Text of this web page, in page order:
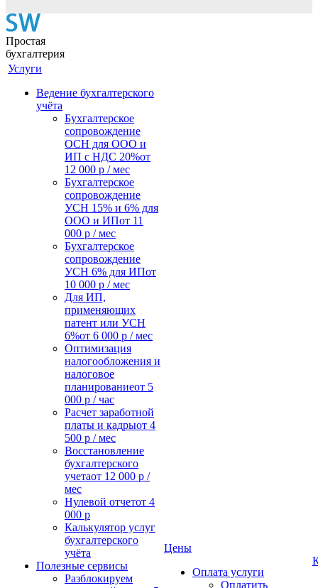
Простая
бухгалтерия
Услуги
Ведение бухгалтерского
учёта
Бухгалтерское
сопровождение
ОСН для ООО и
ИП с НДС 20%от
12 000 р / мес
Бухгалтерское
сопровождение
УСН 15% и 6% для
ООО и ИПот 11
000 р / мес
Бухгалтерское
сопровождение
УСН 6% для ИПот
10 000 р / мес
Для ИП,
применяющих
патент или УСН
6%от 6 000 р / мес
Оптимизация
налогообложения и
налоговое
планированиеот 5
000 р / час
Расчет заработной
платы и кадрыот 4
500 р / мес
Восстановление
бухгалтерского
учетаот 12 000 р /
мес
Нулевой отчетот 4
000 р
Калькулятор услуг
бухгалтерского
учёта
Полезные сервисы
Разблокируем
Цены
Оплата услуги
Оплатить